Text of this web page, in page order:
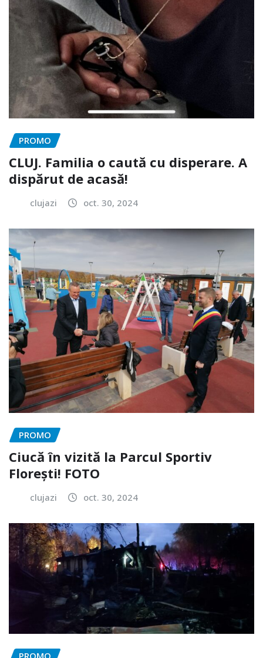
PROMO
CLUJ. Familia o caută cu disperare. A
dispărut de acasă!
clujazi oct. 30, 2024
PROMO
Ciucă în vizită la Parcul Sportiv
Florești! FOTO
clujazi oct. 30, 2024
PROMO